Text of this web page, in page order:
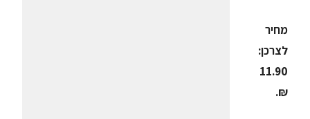
מחיר
לצרכן:
11.90
₪.